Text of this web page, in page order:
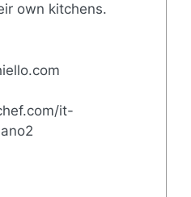
own kitchens.
it-